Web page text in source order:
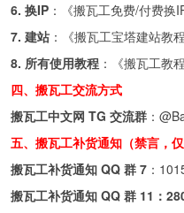
6. 换IP ：《搬瓦工免费/付费换
7. 建站 ：《搬瓦工宝塔建站教程
8. 所有使用教程 ：《搬瓦工教
四、搬瓦工交流方式
搬瓦工中文网 TG 交流群 ：
五、搬瓦工补货通知（禁言，
搬瓦工补货通知 QQ 群 7 ：
搬瓦工补货通知 QQ 群 11：